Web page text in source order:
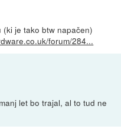
je tako btw napačen)
forum/284...
let bo trajal, al to tud ne